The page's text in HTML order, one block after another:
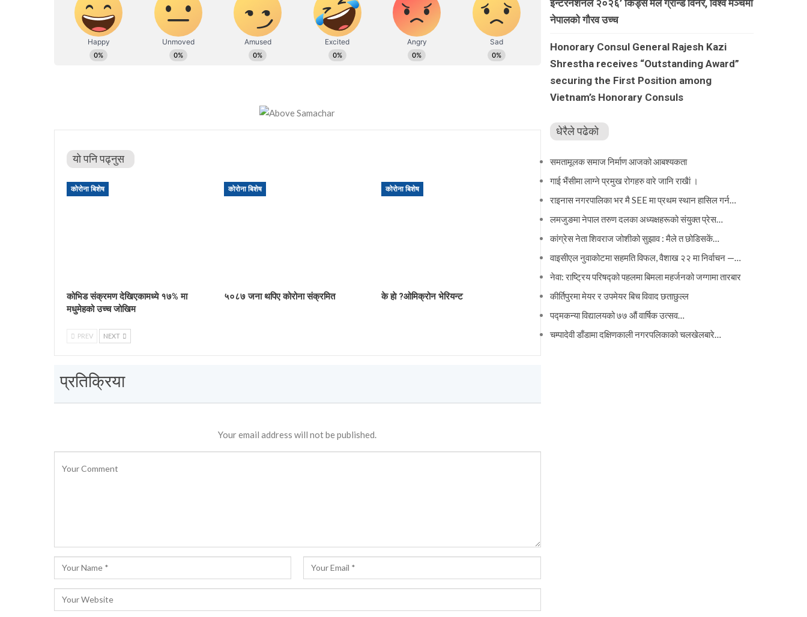
यो पनि पढ्नुस
कोरोना बिशेष
कोभिड संक्रमण देखिएकामध्ये १७% मा
मधुमेहको उच्च जोखिम
कोरोना बिशेष
५०८७ जना थपिए कोरोना संक्रमित
कोरोना बिशेष
के हाे ?ओमिक्रोन भेरियन्ट
PREV NEXT
प्रतिक्रिया
Your email address will not be published.
इन्टरनेशनल २०२६’ किड्स मेल ग्रान्ड विनर, विश्व मञ्चमा
नेपालको गौरव उच्च
Honorary Consul General Rajesh Kazi
Shrestha receives “Outstanding Award”
securing the First Position among
Vietnam’s Honorary Consuls
धेरैले पढेको
समतामूलक समाज निर्माण आजको आबश्यकता
गाई भैंसीमा लाग्ने प्रमुख रोगहरु वारे जानि राखैां ।
राइनास नगरपालिका भर मै SEE मा प्रथम स्थान हासिल गर्न…
लमजुङमा नेपाल तरुण दलका अध्यक्षहरूको संयुक्त प्रेस…
कांग्रेस नेता शिवराज जोशीको सुझाव : मैले त छोडिसकें…
वाइसीएल नुवाकोटमा सहमति विफल, वैशाख २२ मा निर्वाचन —…
नेवा: राष्ट्रिय परिषद्को पहलमा बिमला महर्जनको जग्गामा तारबार
कीर्तिपुरमा मेयर र उपमेयर बिच विवाद छताछुल्ल
पद्मकन्या विद्यालयको ७७ औं ‌‌वार्षिक ‌उत्सव…
चम्पादेवी डाँडामा दक्षिणकाली नगरपलिकाको चलखेलबारे…